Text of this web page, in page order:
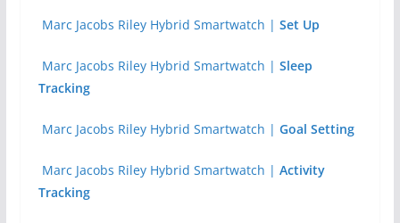
Marc Jacobs Riley Hybrid Smartwatch | Set Up
Marc Jacobs Riley Hybrid Smartwatch | Sleep
Tracking
Marc Jacobs Riley Hybrid Smartwatch | Goal Setting
Marc Jacobs Riley Hybrid Smartwatch | Activity
Tracking